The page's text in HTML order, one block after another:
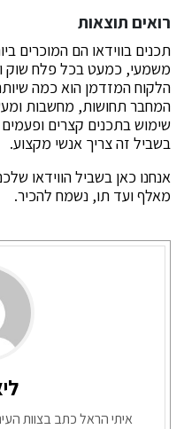
רואים תוצאות
תכנים בווידאו הם המוכרים
משמעי, כמעט בכל פלח שוק
הלקוח המזדמן הוא כמה
המחבר תחושות, מחשבות
שימוש בתכנים קצרים
בשביל זה צריך אנשי מקצוע.
אנחנו כאן בשביל הווידאו
מאלף ועד תו, נשמח להכיר.
איתי הראל כתב בצוות